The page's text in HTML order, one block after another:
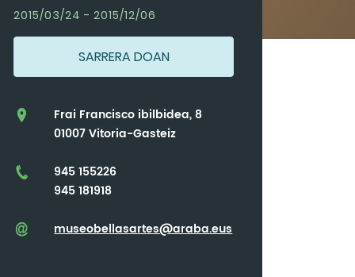
2015/03/24 - 2015/12/06
SARRERA DOAN
Frai Francisco ibilbidea, 8
01007 Vitoria-Gasteiz
945 155226
945 181918
museobellasartes@araba.eus